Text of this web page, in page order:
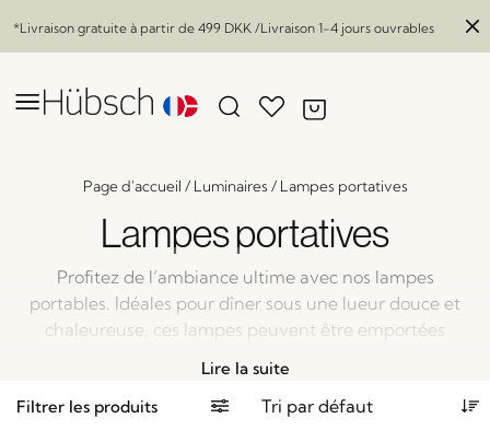
*Livraison gratuite à partir de 499 DKK /Livraison 1-4 jours ouvrables
Page d'accueil / Luminaires / Lampes portatives
Lampes portatives
Profitez de l’ambiance ultime avec nos lampes
portables. Idéales pour dîner sous une lueur douce et
chaleureuse, ces lampes peuvent être emportées
apportez la chaleur et le confort dont vous avez
besoin, où que vous alliez.
Lire la suite
Filtrer les produits